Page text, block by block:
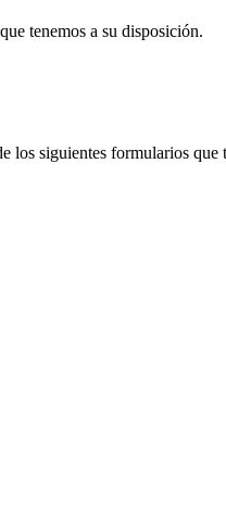
tenemos a su disposición.
los siguientes formularios que